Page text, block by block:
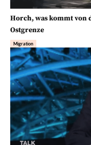
Horch, was kommt von
Ostgrenze
Migration